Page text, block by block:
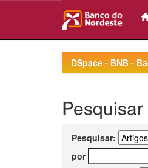
DSpace - BNB -
Pesquisar
Pesquisar:
por